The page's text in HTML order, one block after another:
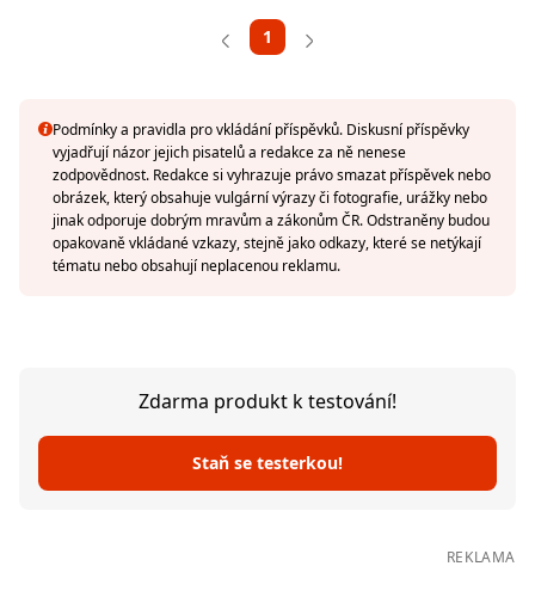
1
Podmínky a pravidla pro vkládání příspěvků. Diskusní příspěvky
vyjadřují názor jejich pisatelů a redakce za ně nenese
zodpovědnost. Redakce si vyhrazuje právo smazat příspěvek nebo
obrázek, který obsahuje vulgární výrazy či fotografie, urážky nebo
jinak odporuje dobrým mravům a zákonům ČR. Odstraněny budou
opakovaně vkládané vzkazy, stejně jako odkazy, které se netýkají
tématu nebo obsahují neplacenou reklamu.
Zdarma produkt k testování!
Staň se testerkou!
REKLAMA